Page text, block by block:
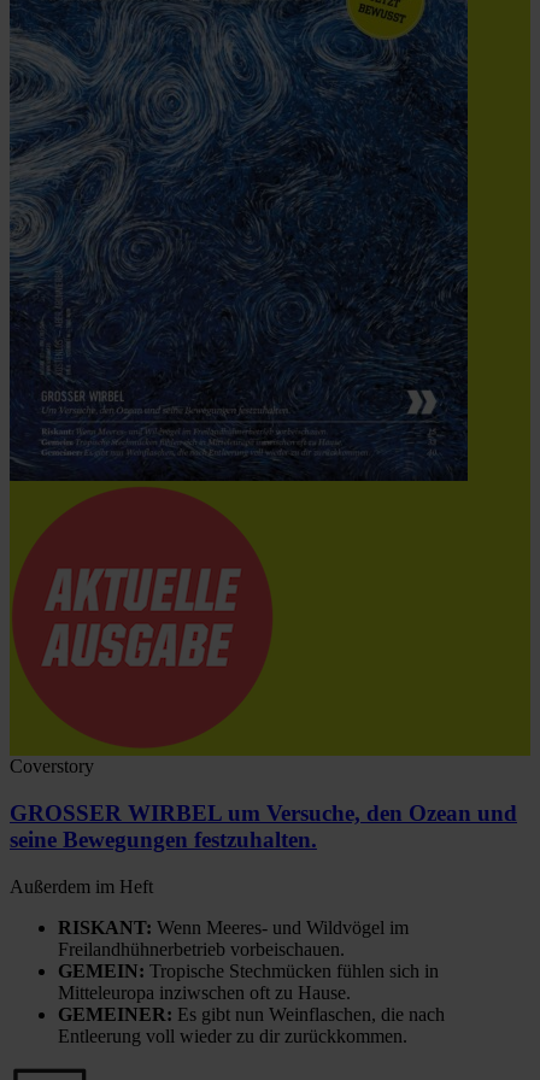
Coverstory
GROSSER WIRBEL um Versuche, den Ozean und
seine Bewegungen festzuhalten.
Außerdem im Heft
RISKANT: Wenn Meeres- und Wildvögel im
Freilandhühnerbetrieb vorbeischauen.
GEMEIN: Tropische Stechmücken fühlen sich in
Mitteleuropa inziwschen oft zu Hause.
GEMEINER: Es gibt nun Weinflaschen, die nach
Entleerung voll wieder zu dir zurückkommen.